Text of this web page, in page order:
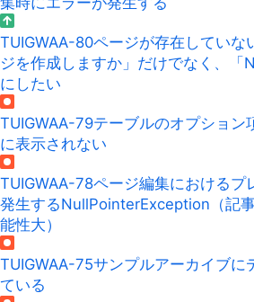
TUIGWAA-80ページが存在していな
ジを作成しますか」だけでなく、「
にしたい
TUIGWAA-79テーブルのオプション
に表示されない
TUIGWAA-78ページ編集におけるプ
発生するNullPointerException（記
能性大）
TUIGWAA-75サンプルアーカイブに
ている